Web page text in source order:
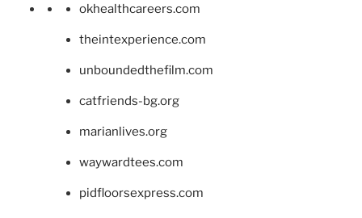
okhealthcareers.com
theintexperience.com
unboundedthefilm.com
catfriends-bg.org
marianlives.org
waywardtees.com
pidfloorsexpress.com